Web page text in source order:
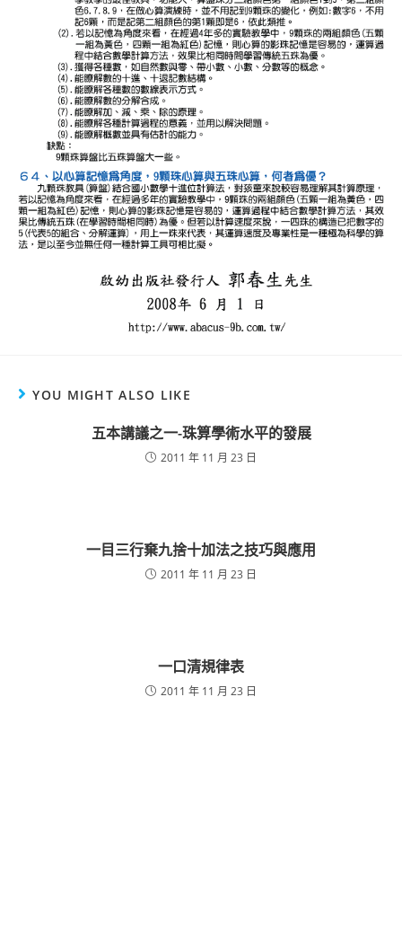
YOU MIGHT ALSO LIKE
五本講議之一-珠算學術水平的發展
2011 年 11 月 23 日
一目三行棄九捨十加法之技巧與應用
2011 年 11 月 23 日
一口清規律表
2011 年 11 月 23 日